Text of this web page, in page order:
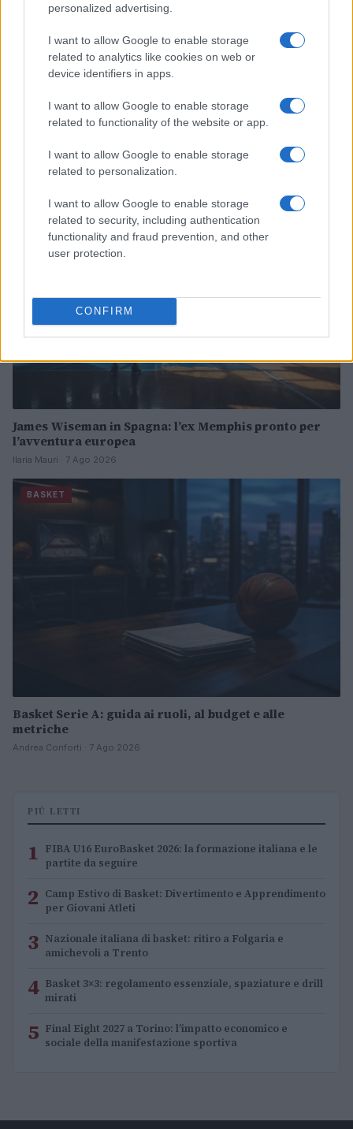
personalized advertising.
I want to allow Google to enable storage
related to analytics like cookies on web or
device identifiers in apps.
I want to allow Google to enable storage
related to functionality of the website or app.
I want to allow Google to enable storage
related to personalization.
I want to allow Google to enable storage
related to security, including authentication
functionality and fraud prevention, and other
user protection.
CONFIRM
nella prima partita
Andrea Conforti · 7 Ago 2026
BASKET
James Wiseman in Spagna: l’ex Memphis pronto per
l’avventura europea
Ilaria Mauri · 7 Ago 2026
BASKET
Basket Serie A: guida ai ruoli, al budget e alle
metriche
Andrea Conforti · 7 Ago 2026
PIÙ LETTI
1 FIBA U16 EuroBasket 2026: la formazione italiana e le
partite da seguire
2 Camp Estivo di Basket: Divertimento e Apprendimento
per Giovani Atleti
3 Nazionale italiana di basket: ritiro a Folgaria e
amichevoli a Trento
4 Basket 3×3: regolamento essenziale, spaziature e drill
mirati
5 Final Eight 2027 a Torino: l’impatto economico e
sociale della manifestazione sportiva